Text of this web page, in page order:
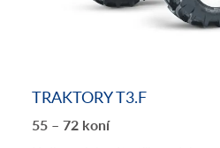
TRAKTORY T3.F
55 – 72 koní